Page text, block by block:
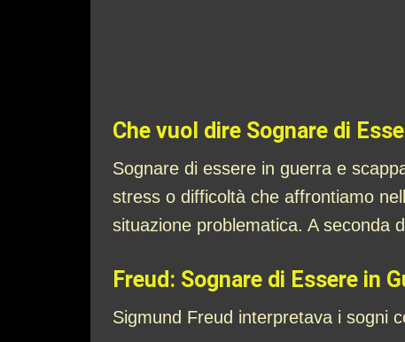
Che vuol dire Sognare di
Sognare di essere in guerra e
stress o difficoltà che affrontiamo
situazione problematica. A seconda
Freud: Sognare di Essere in
Sigmund Freud interpretava i sogni